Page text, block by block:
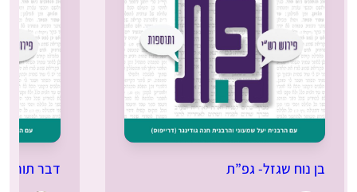
בן נוח שגזל- גפ”ת דבר תורה